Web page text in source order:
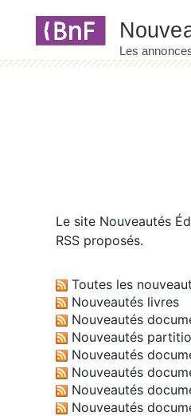
Le site Nouveautés
RSS proposés.
Toutes les
Nouveautés livres
Nouveautés
Nouveautés
Nouveautés
Nouveautés
Nouveautés
Nouveautés